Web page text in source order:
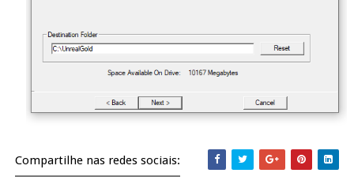
Compartilhe nas redes sociais: